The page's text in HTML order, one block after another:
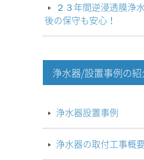
２３年間逆浸透膜浄
後の保守も安心！
浄水器/設置事例の紹
浄水器設置事例
浄水器の取付工事概